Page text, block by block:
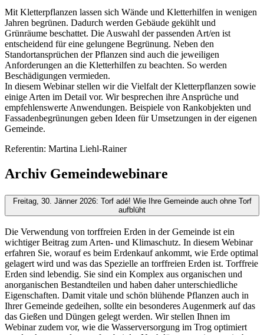
Mit Kletterpflanzen lassen sich Wände und Kletterhilfen in wenigen
Jahren begrünen. Dadurch werden Gebäude gekühlt und
Grünräume beschattet. Die Auswahl der passenden Art/en ist
entscheidend für eine gelungene Begrünung. Neben den
Standortansprüchen der Pflanzen sind auch die jeweiligen
Anforderungen an die Kletterhilfen zu beachten. So werden
Beschädigungen vermieden.
In diesem Webinar stellen wir die Vielfalt der Kletterpflanzen sowie
einige Arten im Detail vor. Wir besprechen ihre Ansprüche und
empfehlenswerte Anwendungen. Beispiele von Rankobjekten und
Fassadenbegrünungen geben Ideen für Umsetzungen in der eigenen
Gemeinde.
Referentin: Martina Liehl-Rainer
Archiv Gemeindewebinare
Freitag, 30. Jänner 2026: Torf adé! Wie Ihre Gemeinde auch ohne Torf
aufblüht
Die Verwendung von torffreien Erden in der Gemeinde ist ein
wichtiger Beitrag zum Arten- und Klimaschutz. In diesem Webinar
erfahren Sie, worauf es beim Erdenkauf ankommt, wie Erde optimal
gelagert wird und was das Spezielle an torffreien Erden ist. Torffreie
Erden sind lebendig. Sie sind ein Komplex aus organischen und
anorganischen Bestandteilen und haben daher unterschiedliche
Eigenschaften. Damit vitale und schön blühende Pflanzen auch in
Ihrer Gemeinde gedeihen, sollte ein besonderes Augenmerk auf das
das Gießen und Düngen gelegt werden. Wir stellen Ihnen im
Webinar zudem vor, wie die Wasserversorgung im Trog optimiert